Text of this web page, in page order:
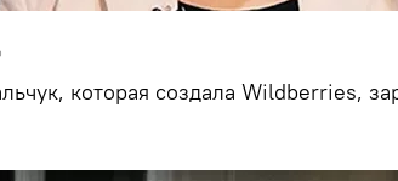
которая создала Wildberries,